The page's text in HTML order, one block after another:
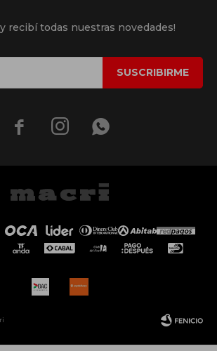
recibí todas nuestras novedades!
SUSCRIBIRME
  